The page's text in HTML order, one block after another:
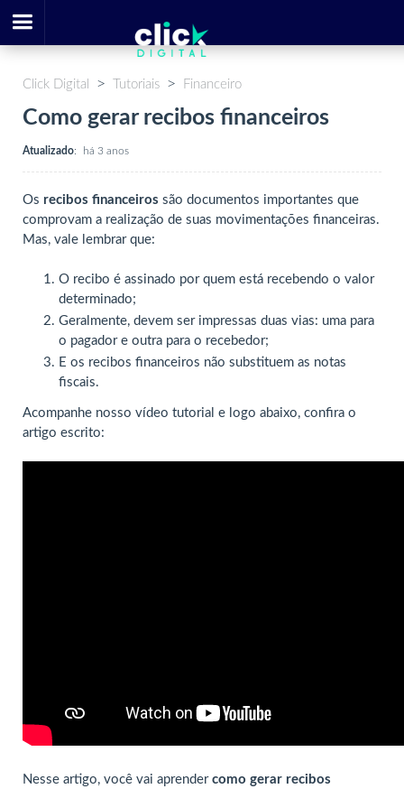
Click Digital Tutoriais Financeiro
Como gerar recibos financeiros
Atualizado: há 3 anos
Os recibos financeiros são documentos importantes que
comprovam a realização de suas movimentações financeiras.
Mas, vale lembrar que:
O recibo é assinado por quem está recebendo o valor
determinado;
Geralmente, devem ser impressas duas vias: uma para
o pagador e outra para o recebedor;
E os recibos financeiros não substituem as notas
fiscais.
Acompanhe nosso vídeo tutorial e logo abaixo, confira o
artigo escrito:
Nesse artigo, você vai aprender como gerar recibos